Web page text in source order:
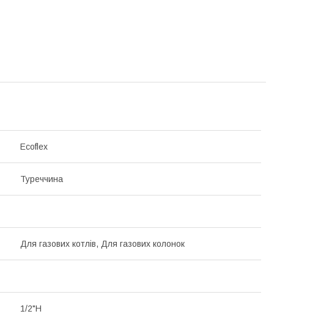
Ecoflex
Туреччина
Для газових котлів, Для газових колонок
1/2"Н